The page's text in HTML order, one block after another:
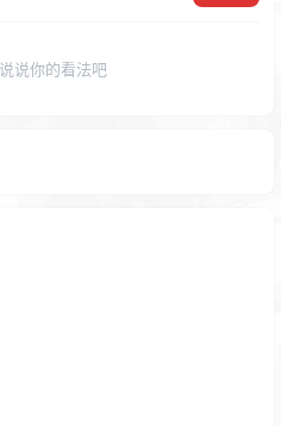
说你的看法吧